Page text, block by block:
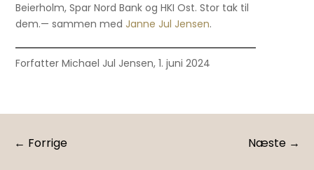
Beierholm, Spar Nord Bank og HKI Ost. Stor tak til
dem.— sammen medJanne Jul Jensen.
Forfatter Michael Jul Jensen, 1. juni 2024
← Forrige Næste →